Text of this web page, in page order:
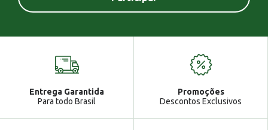
Entrega Garantida
Para todo Brasil
Promoções
Descontos Exclusivos
Você tem uma mensagem!
Ga Atendimento
Gabrielle